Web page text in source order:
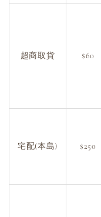
超商取貨 $60
宅配(本島) $250